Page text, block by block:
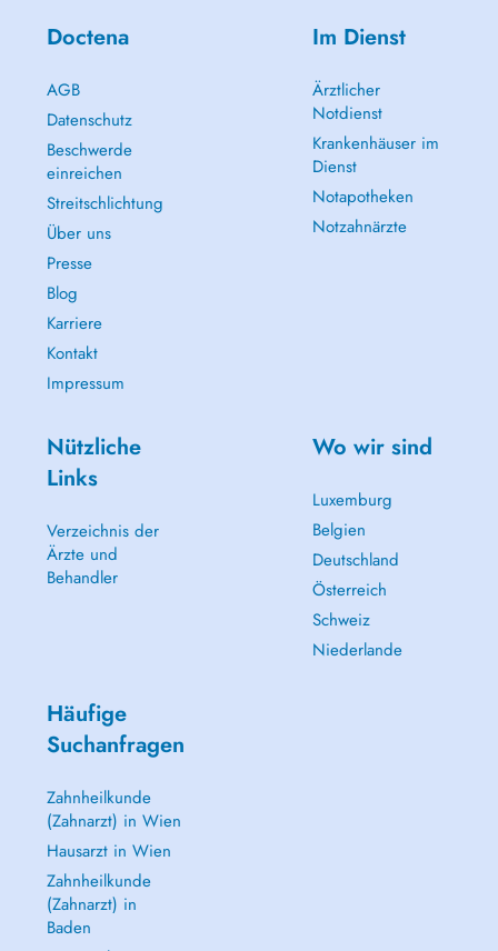
Doctena
AGB
Datenschutz
Beschwerde
einreichen
Streitschlichtung
Über uns
Presse
Blog
Karriere
Kontakt
Impressum
Im Dienst
Ärztlicher
Notdienst
Krankenhäuser im
Dienst
Notapotheken
Notzahnärzte
Nützliche
Links
Verzeichnis der
Ärzte und
Behandler
Wo wir sind
Luxemburg
Belgien
Deutschland
Österreich
Schweiz
Niederlande
Häufige
Suchanfragen
Zahnheilkunde
(Zahnarzt) in Wien
Hausarzt in Wien
Zahnheilkunde
(Zahnarzt) in
Baden